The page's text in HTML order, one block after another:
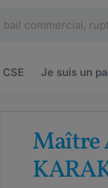
CSE Je suis un
Maître